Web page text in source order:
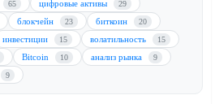
65 цифровые активы 29
блокчейн 23 биткоин 20
инвестиции 15 волатильность 15
Bitcoin 10 анализ рынка 9
9